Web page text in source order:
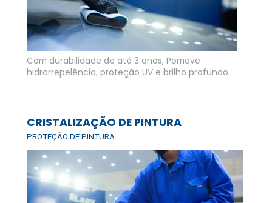
CRISTALIZAÇÃO DE PINTURA
PROTEÇÃO DE PINTURA
Com durabilidade de até 3 anos, Pomove
hidrorrepelência, proteção UV e brilho profundo.